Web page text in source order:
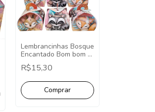
Lembrancinhas Bosque
Encantado Bom bom -
Pct com 10 Unidades .
R$15,30